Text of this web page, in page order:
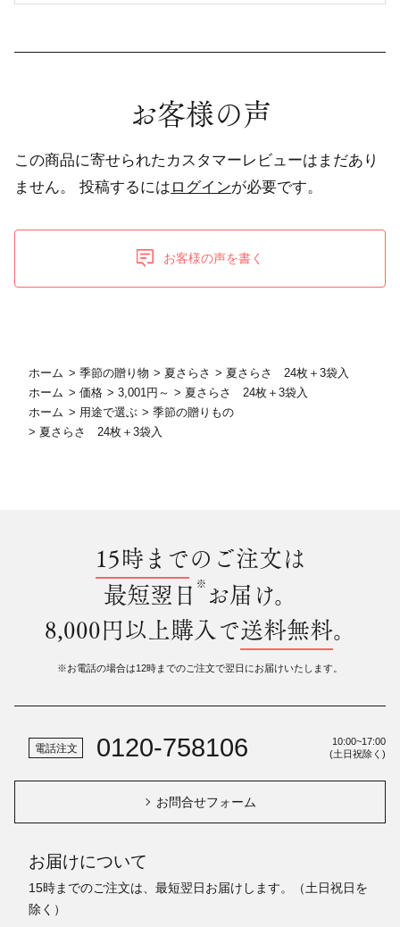
お客様の声
この商品に寄せられたカスタマーレビューはまだあり
ません。
投稿するには ログインが必要です。
お客様の声を書く
ホーム > 季節の贈り物 > 夏さらさ > 夏さらさ 24枚＋3袋入
ホーム > 価格 >3,001円～ > 夏さらさ 24枚＋3袋入
ホーム > 用途で選ぶ >季節の贈りもの
> 夏さらさ 24枚＋3袋入
15時までのご注文は
最短翌日 ※ お届け。
8,000円以上購入で送料無料。
※お電話の場合は12時までのご注文で翌日にお届けいたします。
電話注文 0120-758106
10:00~17:00
(土日祝除く)
お問合せフォーム
お届けについて
15時までのご注文は、最短翌日お届けします。（土日祝日を
除く）